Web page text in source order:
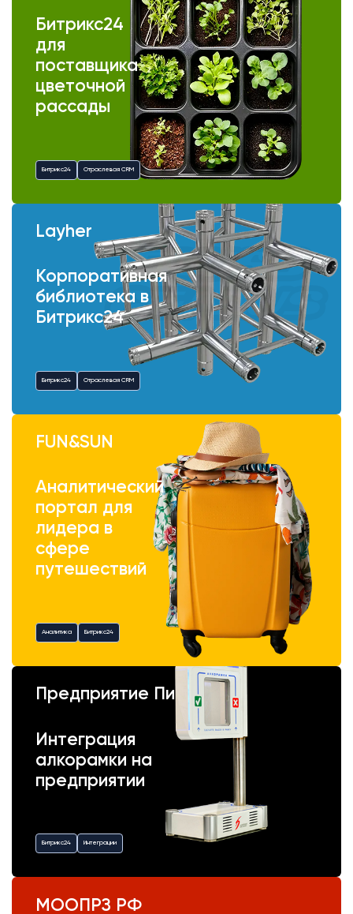
Битрикс24
для
поставщика
цветочной
рассады
Битрикс24 Отраслевая CRM
Layher
Корпоративная
библиотека в
Битрикс24
Битрикс24 Отраслевая CRM
FUN&SUN
Аналитический
портал для
лидера в
сфере
путешествий
Аналитика Битрикс24
Предприятие Пик
Интеграция
алкорамки на
предприятии
Битрикс24 Интеграции
МООПРЗ РФ